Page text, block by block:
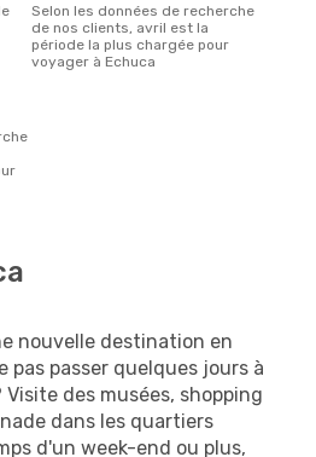
Selon les données de recherche
de nos clients, avril est la
période la plus chargée pour
voyager à Echuca
nouvelle destination en
pas passer quelques jours à
des musées, shopping
dans les quartiers
d'un week-end ou plus,